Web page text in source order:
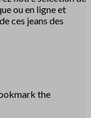
ou en ligne et
ces jeans des
the